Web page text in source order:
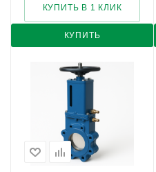
КУПИТЬ
КУПИТЬ В 1 КЛИК